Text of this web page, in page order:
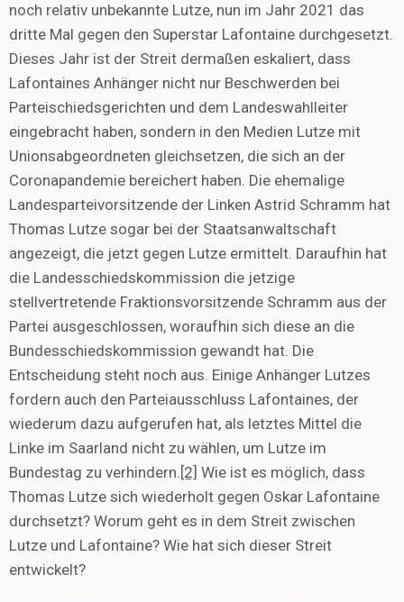
noch relativ unbekannte Lutze, nun im Jahr 2021 das
dritte Mal gegen den Superstar Lafontaine durchgesetzt.
Dieses Jahr ist der Streit dermaßen eskaliert, dass
Lafontaines Anhänger nicht nur Beschwerden bei
Parteischiedsgerichten und dem Landeswahlleiter
eingebracht haben, sondern in den Medien Lutze mit
Unionsabgeordneten gleichsetzen, die sich an der
Coronapandemie bereichert haben. Die ehemalige
Landesparteivorsitzende der Linken Astrid Schramm hat
Thomas Lutze sogar bei der Staatsanwaltschaft
angezeigt, die jetzt gegen Lutze ermittelt. Daraufhin hat
die Landesschiedskommission die jetzige
stellvertretende Fraktionsvorsitzende Schramm aus der
Partei ausgeschlossen, woraufhin sich diese an die
Bundesschiedskommission gewandt hat. Die
Entscheidung steht noch aus. Einige Anhänger Lutzes
fordern auch den Parteiausschluss Lafontaines, der
wiederum dazu aufgerufen hat, als letztes Mittel die
Linke im Saarland nicht zu wählen, um Lutze im
Bundestag zu verhindern. [2] Wie ist es möglich, dass
Thomas Lutze sich wiederholt gegen Oskar Lafontaine
durchsetzt? Worum geht es in dem Streit zwischen
Lutze und Lafontaine? Wie hat sich dieser Streit
entwickelt?